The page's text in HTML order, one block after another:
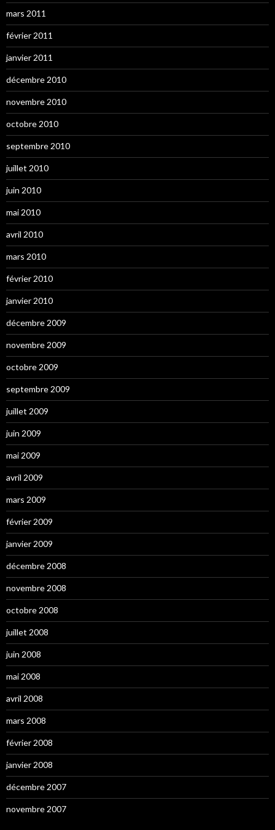
mars 2011
février 2011
janvier 2011
décembre 2010
novembre 2010
octobre 2010
septembre 2010
juillet 2010
juin 2010
mai 2010
avril 2010
mars 2010
février 2010
janvier 2010
décembre 2009
novembre 2009
octobre 2009
septembre 2009
juillet 2009
juin 2009
mai 2009
avril 2009
mars 2009
février 2009
janvier 2009
décembre 2008
novembre 2008
octobre 2008
juillet 2008
juin 2008
mai 2008
avril 2008
mars 2008
février 2008
janvier 2008
décembre 2007
novembre 2007